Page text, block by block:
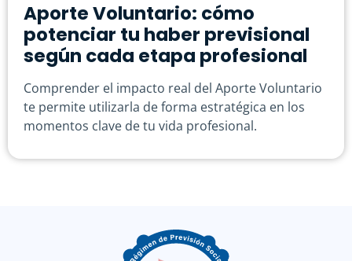
Aporte Voluntario: cómo
potenciar tu haber previsional
según cada etapa profesional
Comprender el impacto real del Aporte Voluntario
te permite utilizarla de forma estratégica en los
momentos clave de tu vida profesional.